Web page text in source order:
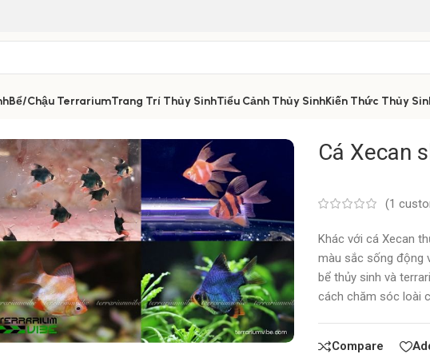
Bể/Chậu TerrariumTrang Trí Thủy SinhTiểu Cảnh Thủy SinhKiến Thức Thủy
Cá Xecan
(1
Khác với cá Xecan
màu sắc sống động
bể thủy sinh và
cách chăm sóc loài
Compare